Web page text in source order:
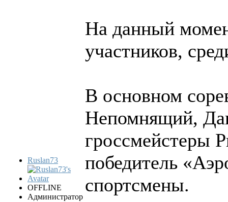
Ruslan73
OFFLINE
Администратор
На данный
участников,
В основном
Непомнящий,
гроссмейстеры
победитель
спортсмены.